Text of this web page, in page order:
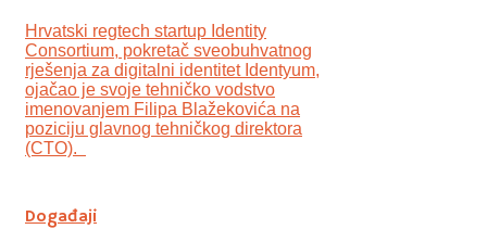
Hrvatski regtech startup Identity
Consortium, pokretač sveobuhvatnog
rješenja za digitalni identitet Identyum,
ojаčao je svoje tehničko vodstvo
imenovanjem Filipa Blažekovića na
poziciju glavnog tehničkog direktora
(CTO).
Događaji